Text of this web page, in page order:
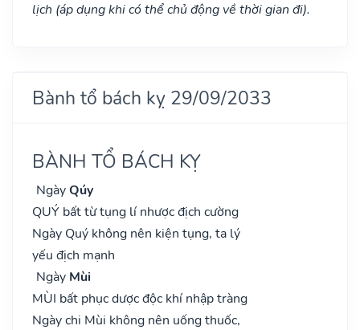
lịch (áp dụng khi có thể chủ động về thời gian đi).
Bành tổ bách kỵ 29/09/2033
BÀNH TỔ BÁCH KỴ
NgàyQúy
QUÝ bất từ tụng lí nhược địch cường
Ngày Quý không nên kiện tụng, ta lý
yếu địch mạnh
Ngày Mùi
MÙI bất phục dược độc khí nhập tràng
Ngày chi Mùi không nên uống thuốc,